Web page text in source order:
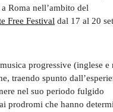
Roma nell’ambito del
Free Festival dal 17 al 20
progressive (inglese e
traendo spunto
nel suo periodo fulgido
prodromi che hanno